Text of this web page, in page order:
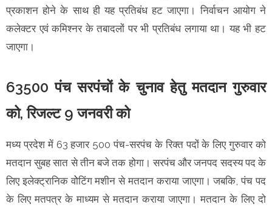
प्रकाशन होने के साथ ही यह प्रतिबंध हट जाएगा। निर्वाचन आयोग ने
कलेक्टर एवं कमिश्नर के तबादलों पर भी प्रतिबंध लगाया था। यह भी हट
जाएगा।
63500 पंच सरपंचों के चुनाव हेतु मतदान गुरुवार
को, रिजल्ट 9 जनवरी को
मध्‍य प्रदेश में 63 हजार 500 पंच-सरपंच के रिक्त पदों के लिए गुरुवार को
मतदान सुबह सात से तीन बजे तक होगा। सरपंच और जनपद सदस्य पद के
लिए इलेक्ट्रानिक वोेटिंग मशीन से मतदान कराया जाएगा। जबकि, पंच पद
के लिए मतपत्र के माध्यम से मतदान कराया जाएगा। मतदान के लिए दो